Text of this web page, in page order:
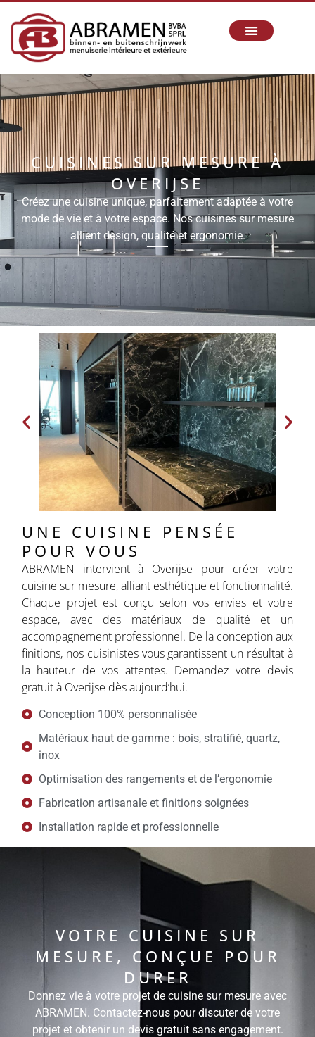
CUISINES SUR MESURE À
OVERIJSE
Créez une cuisine unique, parfaitement adaptée à votre
mode de vie et à votre espace. Nos cuisines sur mesure
allient design, qualité et ergonomie.
UNE CUISINE PENSÉE
POUR VOUS
ABRAMEN intervient à Overijse pour créer votre
cuisine sur mesure, alliant esthétique et fonctionnalité.
Chaque projet est conçu selon vos envies et votre
espace, avec des matériaux de qualité et un
accompagnement professionnel. De la conception aux
finitions, nos cuisinistes vous garantissent un résultat à
la hauteur de vos attentes. Demandez votre devis
gratuit à Overijse dès aujourd’hui.
Conception 100% personnalisée
Matériaux haut de gamme : bois, stratifié, quartz,
inox
Optimisation des rangements et de l’ergonomie
Fabrication artisanale et finitions soignées
Installation rapide et professionnelle
VOTRE CUISINE SUR
MESURE, CONÇUE POUR
DURER
Donnez vie à votre projet de cuisine sur mesure avec
ABRAMEN. Contactez-nous pour discuter de votre
projet et obtenir un devis gratuit sans engagement.